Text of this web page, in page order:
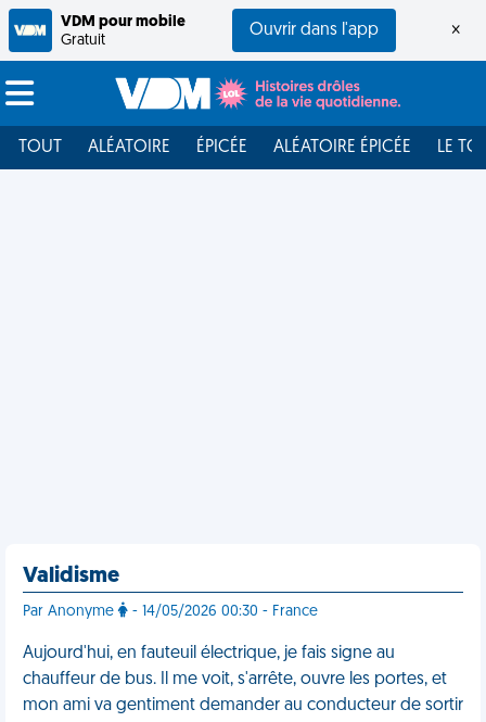
VDM pour mobile
Gratuit
Ouvrir dans l'app ×
TOUT ALÉATOIRE ÉPICÉE ALÉATOIRE ÉPICÉE LE
Validisme
Par Anonyme - 14/05/2026 00:30 - France
Aujourd'hui, en fauteuil électrique, je fais signe au
chauffeur de bus. Il me voit, s'arrête, ouvre les portes, et
mon ami va gentiment demander au conducteur de sortir